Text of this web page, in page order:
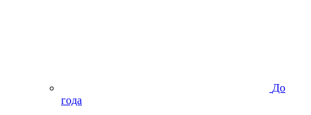
До
года